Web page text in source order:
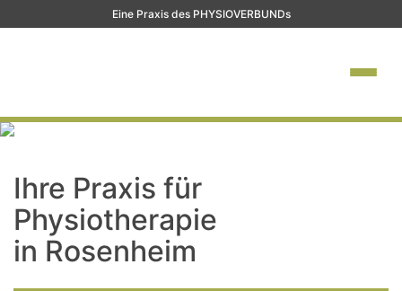
Eine Praxis des PHYSIOVERBUNDs
Ihre Praxis für
Physiotherapie
in Rosenheim